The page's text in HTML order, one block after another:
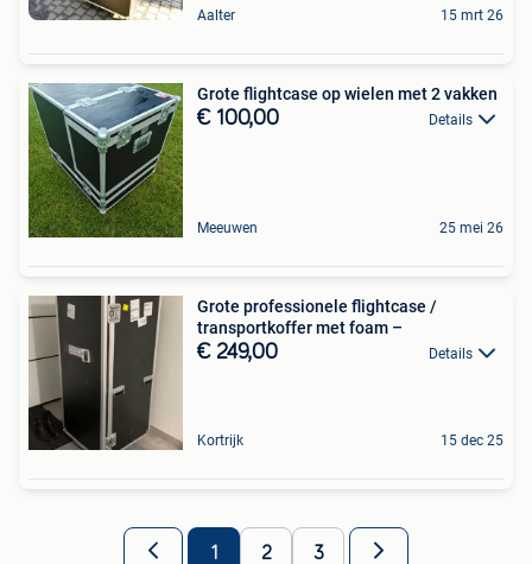
Aalter 15 mrt 26
Grote flightcase op wielen met 2 vakken
€ 100,00 Details
Meeuwen 25 mei 26
Grote professionele flightcase /
transportkoffer met foam –
€ 249,00 Details
Kortrijk 15 dec 25
1 2 3